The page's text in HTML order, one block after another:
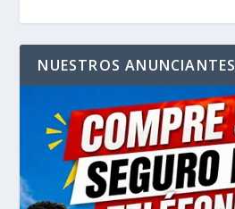
NUESTROS ANUNCIANTES